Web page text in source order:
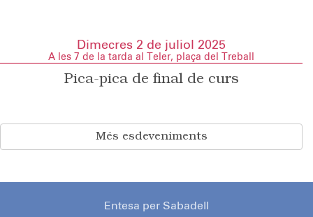
Dimecres 2 de juliol 2025
A les 7 de la tarda al Teler, plaça del Treball
Pica-pica de final de curs
Més esdeveniments
Entesa per Sabadell